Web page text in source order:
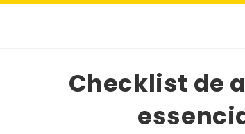
Checklist de